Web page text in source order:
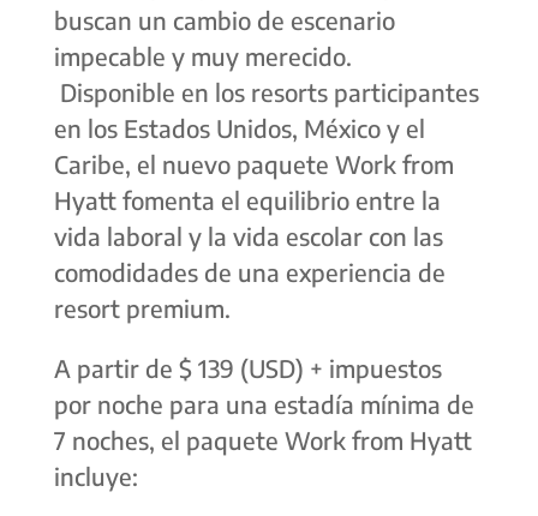
buscan un cambio de escenario
impecable y muy merecido.
Disponible en los resorts participantes
en los Estados Unidos, México y el
Caribe, el nuevo paquete Work from
Hyatt fomenta el equilibrio entre la
vida laboral y la vida escolar con las
comodidades de una experiencia de
resort premium.
A partir de $ 139 (USD) + impuestos
por noche para una estadía mínima de
7 noches, el paquete Work from Hyatt
incluye: